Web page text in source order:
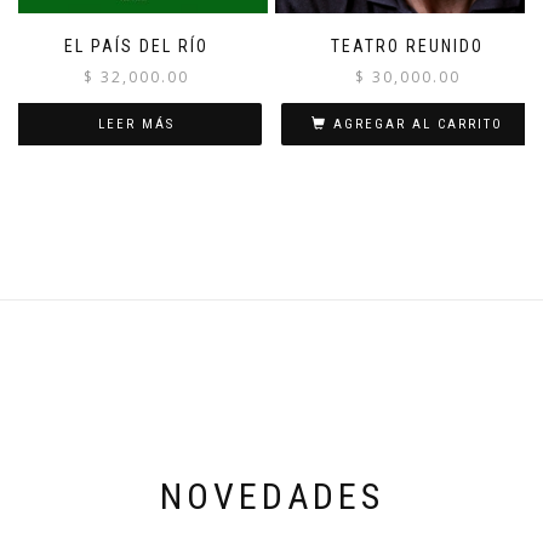
EL PAÍS DEL RÍO
$ 32,000.00
LEER MÁS
TEATRO REUNIDO
$ 30,000.00
AGREGAR AL CARRITO
NOVEDADES